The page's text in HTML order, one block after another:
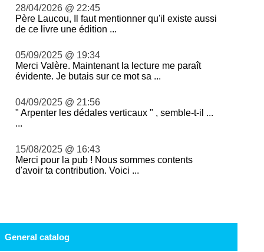
28/04/2026 @ 22:45
Père Laucou, Il faut mentionner qu'il existe aussi
de ce livre une édition ...
05/09/2025 @ 19:34
Merci Valère. Maintenant la lecture me paraît
évidente. Je butais sur ce mot sa ...
04/09/2025 @ 21:56
" Arpenter les dédales verticaux " , semble-t-il ...
...
15/08/2025 @ 16:43
Merci pour la pub ! Nous sommes contents
d'avoir ta contribution. Voici ...
General catalog